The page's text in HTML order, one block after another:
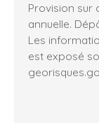
Provision sur
annuelle.
Les
est exposé